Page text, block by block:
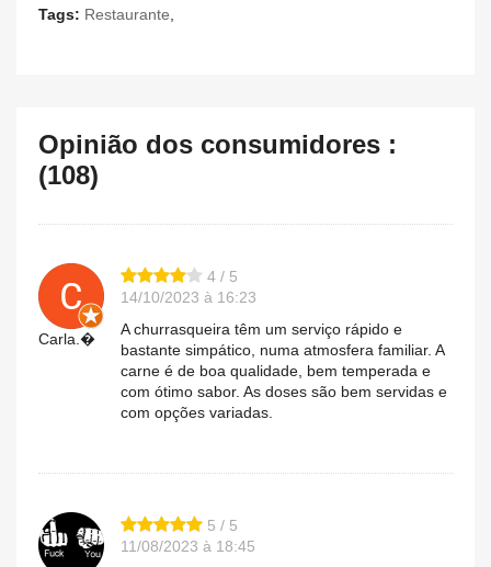
Tags: Restaurante
Opinião dos consumidores :
(108)
Carla.�
4 / 5
14/10/2023 à 16:23
A churrasqueira têm um serviço rápido e
bastante simpático, numa atmosfera familiar. A
carne é de boa qualidade, bem temperada e
com ótimo sabor. As doses são bem servidas e
com opções variadas.
5 / 5
11/08/2023 à 18:45